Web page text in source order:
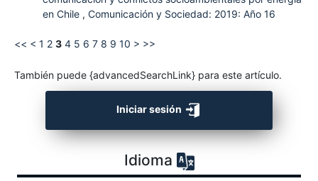
en Chile , Comunicación y Sociedad: 2019: Año 16
<< < 1 2 3 4 5 6 7 8 9 10 > >>
También puede {advancedSearchLink} para este artículo.
Iniciar sesión
Idioma